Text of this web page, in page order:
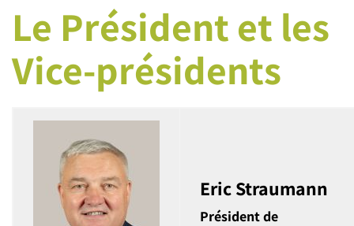
Le Président et les
Vice-présidents
Eric Straumann
Président de